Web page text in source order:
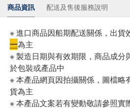
商品資訊 配送及售後服務說明
※ 進口商品因船期配送關係，出貨
一為主
※ 製造日期與有效期限，商品成分
於包裝或產品中
※ 本產品網頁因拍攝關係，圖檔略
貨為主
※ 本產品文案若有變動敬請參照實